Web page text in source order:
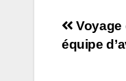
de
Voyage
équipe